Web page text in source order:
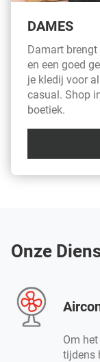
DAMES
Damart
en een goed
je kledij voor
casual. Shop
boetiek.
Onze
Om
tijdens